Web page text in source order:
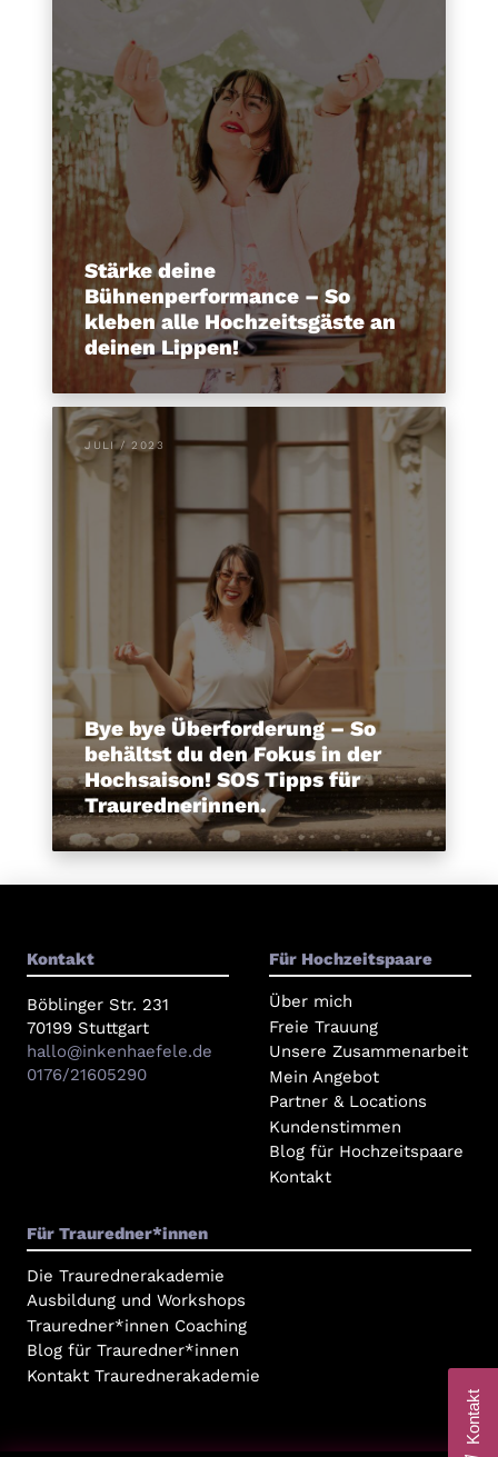
Stärke deine
Bühnenperformance – So
kleben alle Hochzeitsgäste an
deinen Lippen!
JULI / 2023
Bye bye Überforderung – So
behältst du den Fokus in der
Hochsaison! SOS Tipps für
Traurednerinnen.
Kontakt
Böblinger Str. 231
70199 Stuttgart
hallo@inkenhaefele.de
0176/21605290
Für Hochzeitspaare
Über mich
Freie Trauung
Unsere Zusammenarbeit
Mein Angebot
Partner & Locations
Kundenstimmen
Blog für Hochzeitspaare
Kontakt
Für Trauredner*innen
Die Traurednerakademie
Ausbildung und Workshops
Trauredner*innen Coaching
Blog für Trauredner*innen
Kontakt Traurednerakademie
Kontakt